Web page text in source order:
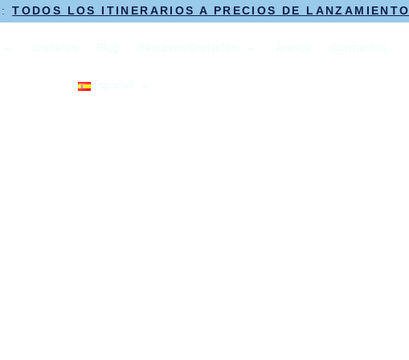
TODOS LOS ITINERARIOS A PRECIOS DE LANZAMIENTO